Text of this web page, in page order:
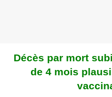
Décès par mort
de 4 mois